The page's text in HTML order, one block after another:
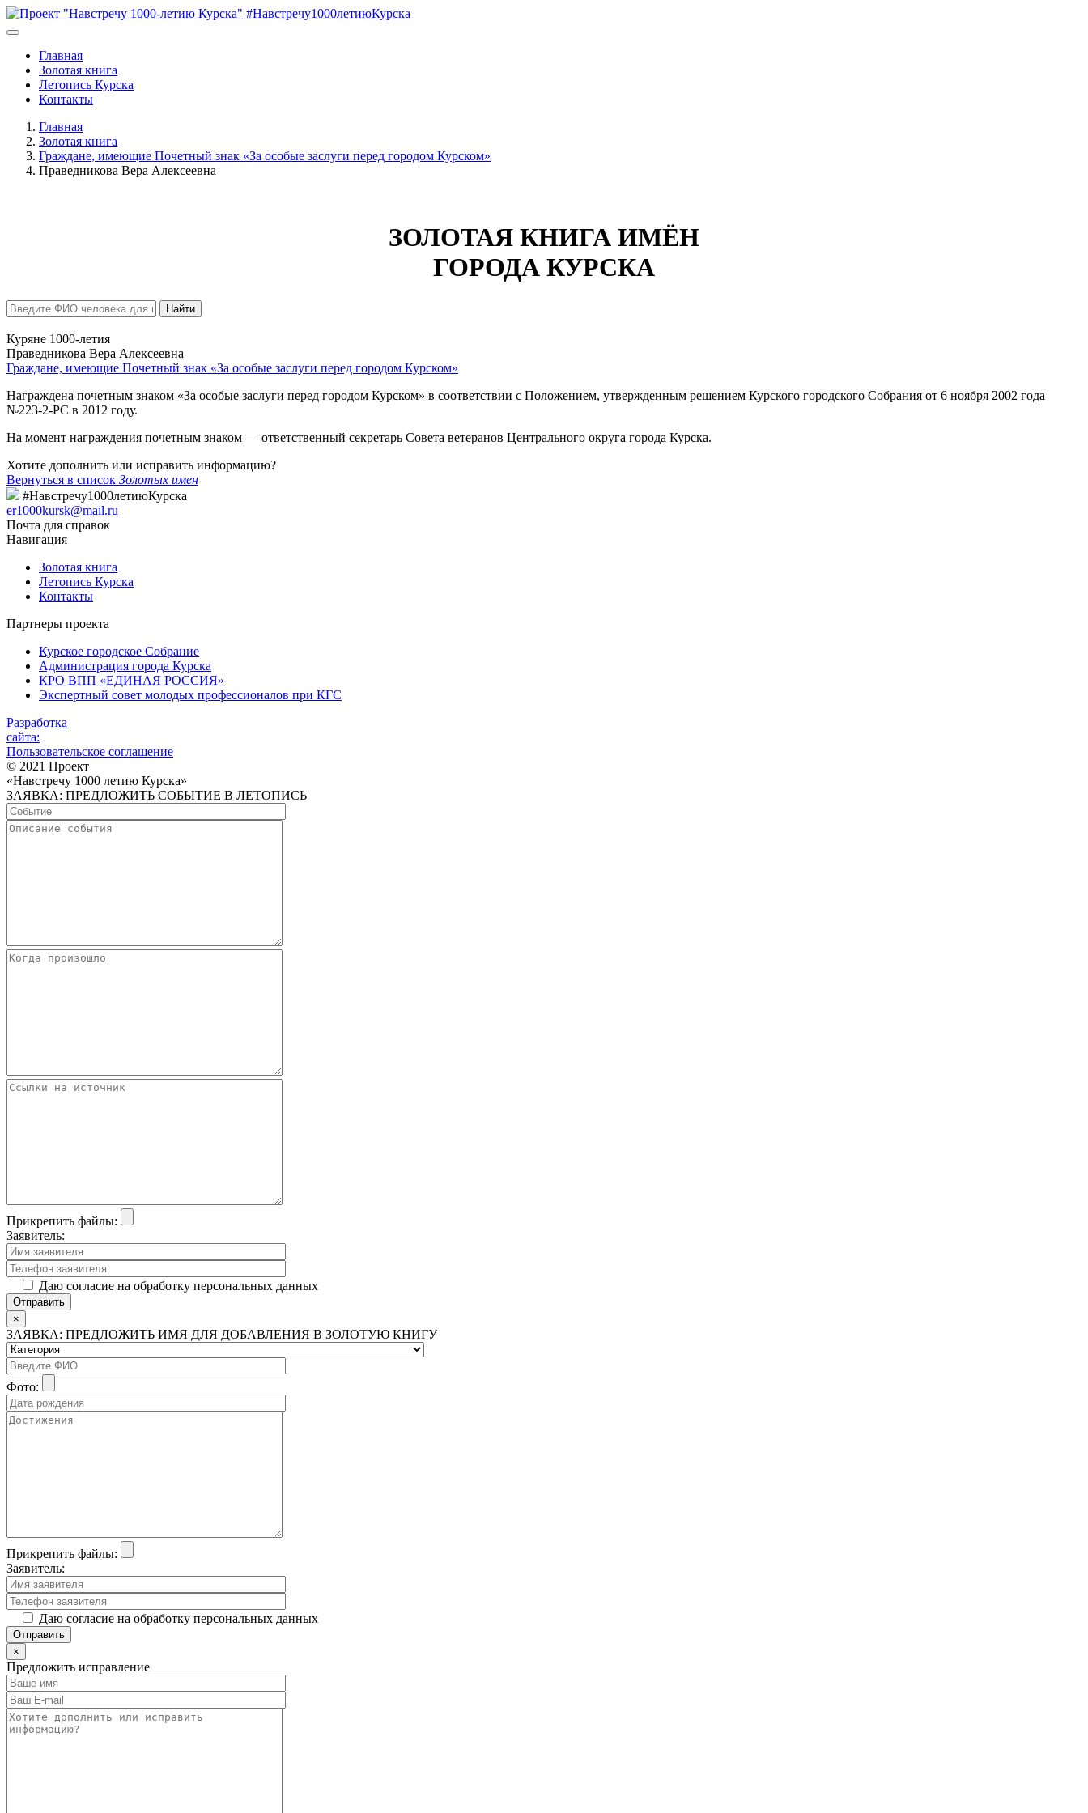
#Навстречу1000летиюКурска
Главная
Золотая книга
Летопись Курска
Контакты
Главная
Золотая книга
Граждане, имеющие Почетный знак «За особые заслуги перед городом Курском»
Праведникова Вера Алексеевна
ЗОЛОТАЯ КНИГА ИМЁН
ГОРОДА КУРСКА
Найти
Куряне 1000-летия
Праведникова Вера Алексеевна
Граждане, имеющие Почетный знак «За особые заслуги перед городом Курском»
Награждена почетным знаком «За особые заслуги перед городом Курском» в соответствии с Положением, утвержденным решением Курского городского Собрания от 6 ноября 2002 года
№223-2-РС в 2012 году.
На момент награждения почетным знаком — ответственный секретарь Совета ветеранов Центрального округа города Курска.
Хотите дополнить или исправить информацию?
Вернуться в список Золотых имен
#Навстречу1000летиюКурска
er1000kursk@mail.ru
Почта для справок
Навигация
Золотая книга
Летопись Курска
Контакты
Партнеры проекта
Курское городское Собрание
Администрация города Курска
КРО ВПП «ЕДИНАЯ РОССИЯ»
Экспертный совет молодых профессионалов при КГС
Разработка
сайта:
Пользовательское соглашение
© 2021 Проект
«Навстречу 1000 летию Курска»
ЗАЯВКА: ПРЕДЛОЖИТЬ СОБЫТИЕ В ЛЕТОПИСЬ
Прикрепить файлы:
Заявитель:
Даю согласие на обработку персональных данных
×
ЗАЯВКА: ПРЕДЛОЖИТЬ ИМЯ ДЛЯ ДОБАВЛЕНИЯ В ЗОЛОТУЮ КНИГУ
Фото:
Прикрепить файлы:
Заявитель:
Даю согласие на обработку персональных данных
×
Предложить исправление